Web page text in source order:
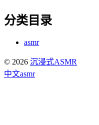
分类目录
asmr
© 2026 沉浸式ASMR
中文asmr